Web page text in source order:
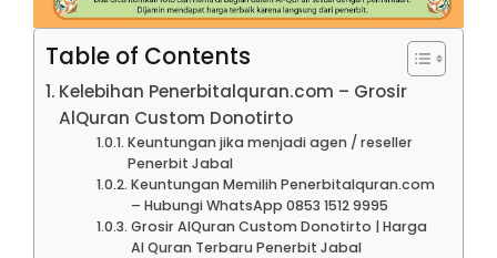
Table of Contents
Kelebihan Penerbitalquran.com – Grosir
AlQuran Custom Donotirto
Keuntungan jika menjadi agen / reseller
Penerbit Jabal
Keuntungan Memilih Penerbitalquran.com
– Hubungi WhatsApp 0853 1512 9995
Grosir AlQuran Custom Donotirto | Harga
Al Quran Terbaru Penerbit Jabal